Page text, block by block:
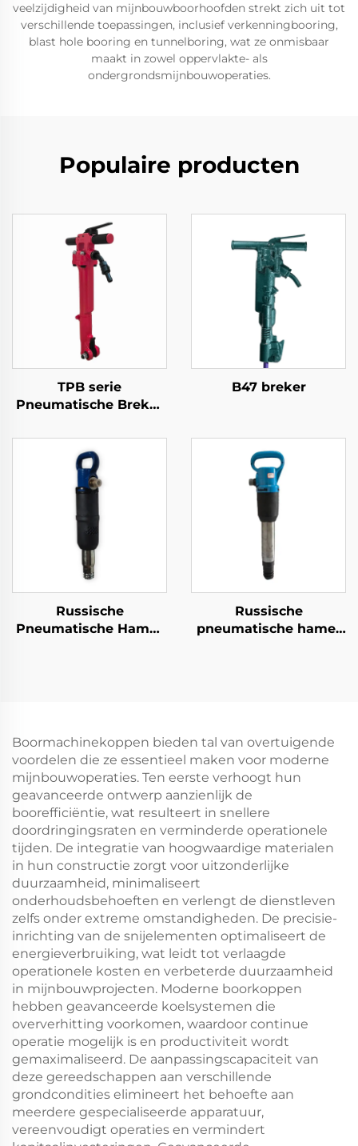
veelzijdigheid van mijnbouwboorhoofden strekt zich uit tot
verschillende toepassingen, inclusief verkenningbooring,
blast hole booring en tunnelboring, wat ze onmisbaar
maakt in zowel oppervlakte- als
ondergrondsmijnbouwoperaties.
Populaire producten
TPB serie
Pneumatische Breker
Wegdek Breker
B47 breker
Russische
Pneumatische Hamer
Russische
pneumatische hamer
Boormachinekoppen bieden tal van overtuigende
voordelen die ze essentieel maken voor moderne
mijnbouwoperaties. Ten eerste verhoogt hun
geavanceerde ontwerp aanzienlijk de
boorefficiëntie, wat resulteert in snellere
doordringingsraten en verminderde operationele
tijden. De integratie van hoogwaardige materialen
in hun constructie zorgt voor uitzonderlijke
duurzaamheid, minimaliseert
onderhoudsbehoeften en verlengt de dienstleven
zelfs onder extreme omstandigheden. De precisie-
inrichting van de snijelementen optimaliseert de
energieverbruiking, wat leidt tot verlaagde
operationele kosten en verbeterde duurzaamheid
in mijnbouwprojecten. Moderne boorkoppen
hebben geavanceerde koelsystemen die
oververhitting voorkomen, waardoor continue
operatie mogelijk is en productiviteit wordt
gemaximaliseerd. De aanpassingscapaciteit van
deze gereedschappen aan verschillende
grondcondities elimineert het behoefte aan
meerdere gespecialiseerde apparatuur,
vereenvoudigt operaties en vermindert